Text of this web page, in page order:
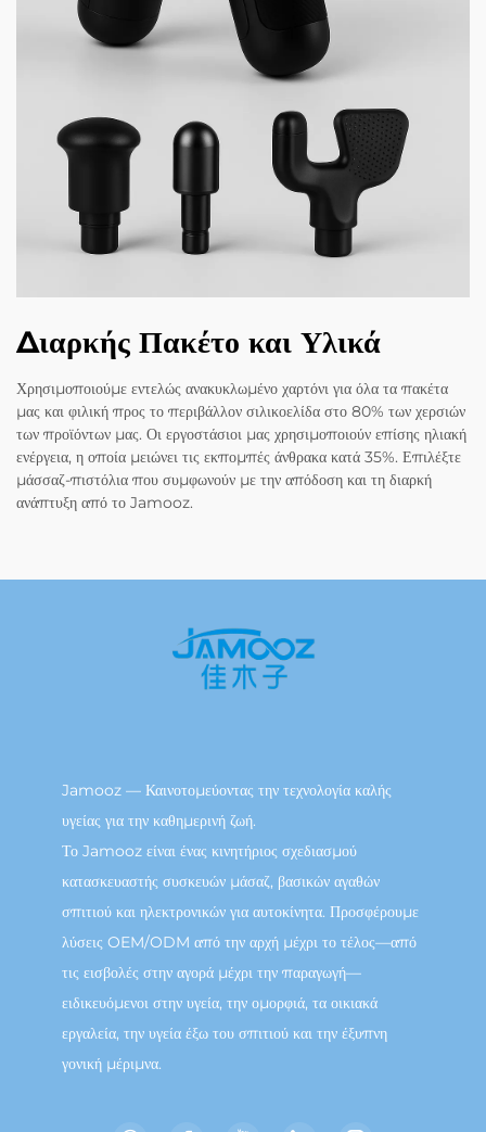
Διαρκής Πακέτο και Υλικά
Χρησιμοποιούμε εντελώς ανακυκλωμένο χαρτόνι για όλα τα πακέτα
μας και φιλική προς το περιβάλλον σιλικοελίδα στο 80% των χερσιών
των προϊόντων μας. Οι εργοστάσιοι μας χρησιμοποιούν επίσης ηλιακή
ενέργεια, η οποία μειώνει τις εκπομπές άνθρακα κατά 35%. Επιλέξτε
μάσσαζ-πιστόλια που συμφωνούν με την απόδοση και τη διαρκή
ανάπτυξη από το Jamooz.
Jamooz — Καινοτομεύοντας την τεχνολογία καλής
υγείας για την καθημερινή ζωή.
Το Jamooz είναι ένας κινητήριος σχεδιασμού
κατασκευαστής συσκευών μάσαζ, βασικών αγαθών
σπιτιού και ηλεκτρονικών για αυτοκίνητα. Προσφέρουμε
λύσεις OEM/ODM από την αρχή μέχρι το τέλος—από
τις εισβολές στην αγορά μέχρι την παραγωγή—
ειδικευόμενοι στην υγεία, την ομορφιά, τα οικιακά
εργαλεία, την υγεία έξω του σπιτιού και την έξυπνη
γονική μέριμνα.